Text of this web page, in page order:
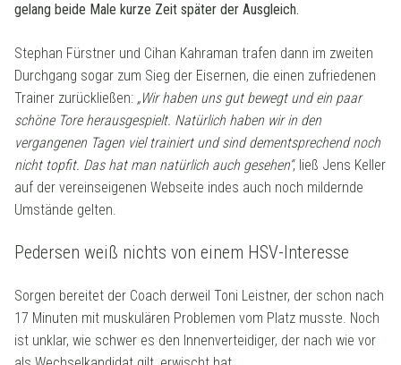
gelang beide Male kurze Zeit später der Ausgleich.
Stephan Fürstner und Cihan Kahraman trafen dann im zweiten
Durchgang sogar zum Sieg der Eisernen, die einen zufriedenen
Trainer zurückließen: „Wir haben uns gut bewegt und ein paar
schöne Tore herausgespielt. Natürlich haben wir in den
vergangenen Tagen viel trainiert und sind dementsprechend noch
nicht topfit. Das hat man natürlich auch gesehen“, ließ Jens Keller
auf der vereinseigenen Webseite indes auch noch mildernde
Umstände gelten.
Pedersen weiß nichts von einem HSV-Interesse
Sorgen bereitet der Coach derweil Toni Leistner, der schon nach
17 Minuten mit muskulären Problemen vom Platz musste. Noch
ist unklar, wie schwer es den Innenverteidiger, der nach wie vor